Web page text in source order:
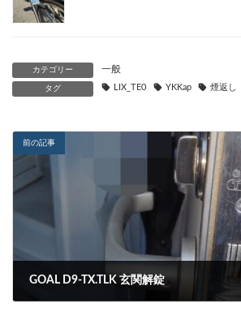
カテゴリー 一般
タグ LIX_TE0 YKKap 煙返し
前の記事
GOAL D9-TX.TLK 玄関解錠